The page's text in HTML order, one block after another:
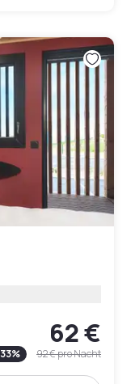
62 €
33% 92 €pro Nacht